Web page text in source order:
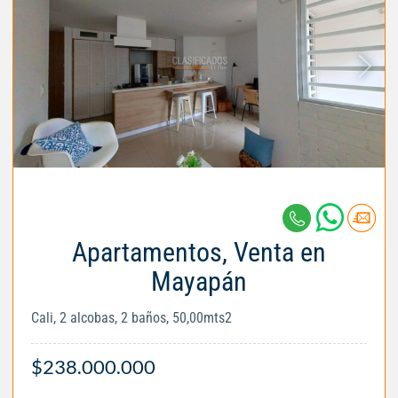
Apartamentos, Venta en
Mayapán
Cali, 2 alcobas, 2 baños, 50,00mts2
$238.000.000